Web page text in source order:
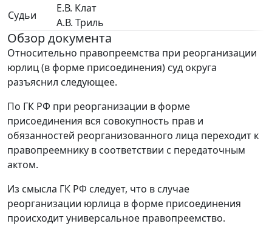
Судьи
Е.В. Клат
А.В. Триль
Обзор документа
Относительно правопреемства при реорганизации
юрлиц (в форме присоединения) суд округа
разъяснил следующее.
По ГК РФ при реорганизации в форме
присоединения вся совокупность прав и
обязанностей реорганизованного лица переходит к
правопреемнику в соответствии с передаточным
актом.
Из смысла ГК РФ следует, что в случае
реорганизации юрлица в форме присоединения
происходит универсальное правопреемство.